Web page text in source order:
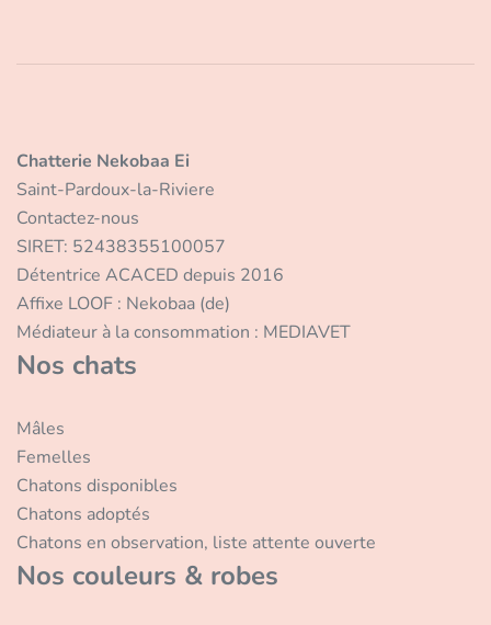
Chatterie Nekobaa Ei
Saint-Pardoux-la-Riviere
Contactez-nous
SIRET: 52438355100057
Détentrice ACACED depuis 2016
Affixe LOOF : Nekobaa (de)
Médiateur à la consommation : MEDIAVET
Nos chats
Mâles
Femelles
Chatons disponibles
Chatons adoptés
Chatons en observation, liste attente ouverte
Nos couleurs & robes